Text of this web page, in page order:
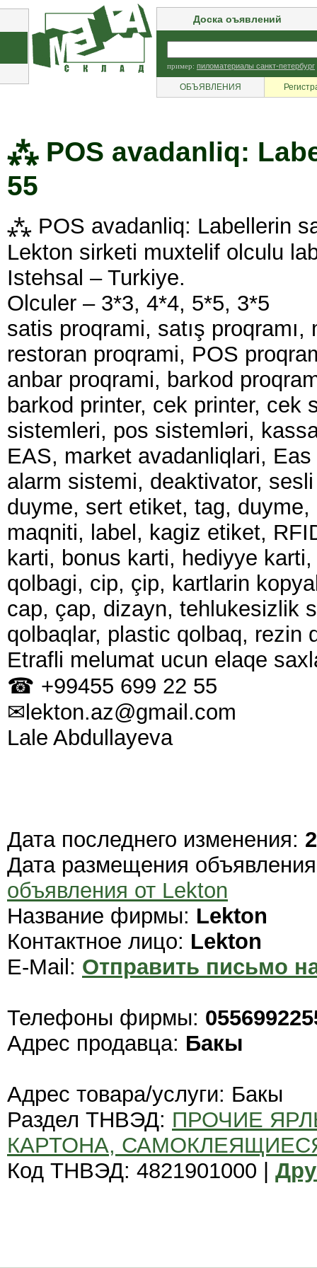
Доска оъявлений
пример: пиломатериалы санкт-петербург
ОБЪЯВЛЕНИЯ
⁂ POS avadanliq:
55
⁂ POS avadanliq: Labellerin
Lekton sirketi muxtelif olculu
Istehsal – Turkiye.
Olculer – 3*3, 4*4, 5*5, 3*5
satis proqrami, satış
restoran proqrami, POS
anbar proqrami, barkod
barkod printer, cek printer, cek
sistemleri, pos sistemləri,
EAS, market avadanliqlari,
alarm sistemi, deaktivator,
duyme, sert etiket, tag,
maqniti, label, kagiz etiket,
karti, bonus karti, hediyye
qolbagi, cip, çip, kartlarin
cap, çap, dizayn, tehlukesizlik
qolbaqlar, plastic qolbaq, rezin
Etrafli melumat ucun elaqe
☎ +99455 699 22 55
✉lekton.az@gmail.com
Lale Abdullayeva
Дата последнего изменения:
Дата размещения
объявления от Lekton
Название фирмы: Lekton
Контактное лицо: Lekton
E-Mail: Отправить письмо
Телефоны фирмы:
Адрес продавца: Бакы
Адрес товара/услуги: Бакы
Раздел ТНВЭД: ПРОЧИЕ
КАРТОНА,
Код ТНВЭД: 4821901000 |